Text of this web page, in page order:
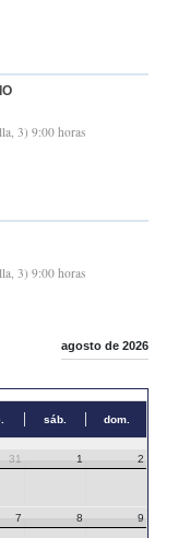
3) 9:00 horas
3) 9:00 horas
agosto de 2026
sáb. dom.
31 1 2
7 8 9